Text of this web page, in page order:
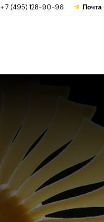
+ 7 (495) 128-90-96 Почта